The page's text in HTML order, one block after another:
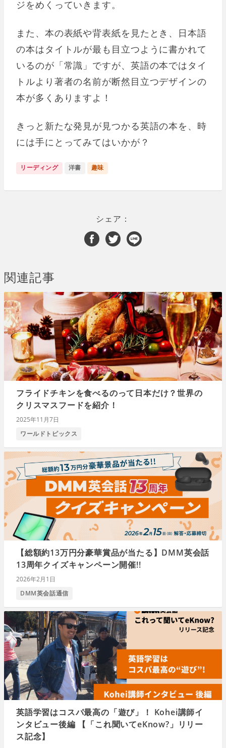
ジをめくっていきます。
また、本の表紙や背表紙を見たとき、日本語
の本はタイトルが最も目立つように書かれて
いるのが「常識」ですが、英語の本ではタイ
トルより著者の名前が断然目立つデザインの
本が多くありますよ！
きっと新たな発見が見つかる英語の本を、時
には手にとってみてはいかが？
リーディング 洋書 趣味
シェア：
関連記事
フライドチキンを食べるのって日本だけ？世界の
クリスマスフードを紹介！
2025年11月7日
ワールドトピックス
【総額約13万円分豪華賞品が当たる】DMM英会話
13周年クイズキャンペーン開催!!
2026年2月1日
DMM英会話通信
英語学習はコスパ最高の「遊び」！ Kohei講師イ
ンタビュー後編 【「これ聞いてeKnow?」リリー
ス記念】